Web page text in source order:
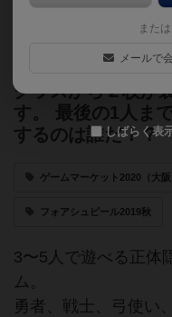
3〜5人で遊べる
ドゲーム。 勇者
クラスから２枚が
す。 最後の1人ま
するのは誰だ！？
ゲームマーケット2020（大阪
フォアシュピール2019秋
3〜5人で遊べる正体
ム。
勇者、戦士、弓使い
または
メールで
しばらく表